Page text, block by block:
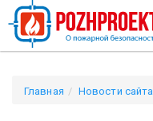
Главная Новости сайта